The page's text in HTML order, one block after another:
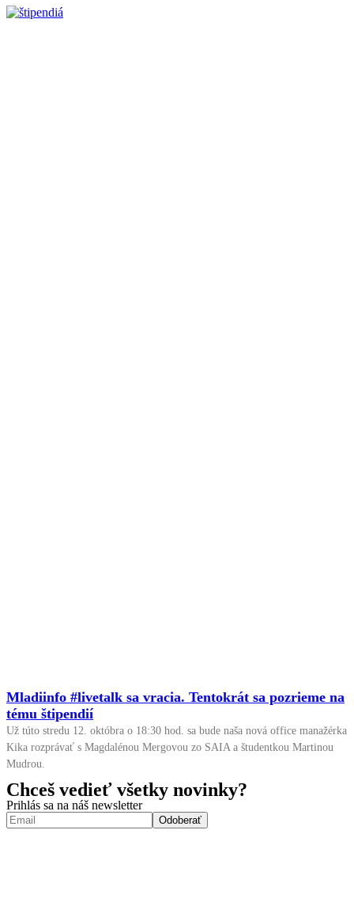
Mladiinfo #livetalk sa vracia. Tentokrát sa pozrieme na
tému štipendií
Už túto stredu 12. októbra o 18:30 hod. sa bude naša nová office manažérka
Kika rozprávať s Magdalénou Mergovou zo SAIA a študentkou Martinou
Mudrou.
Chceš vedieť všetky novinky?
Prihlás sa na náš newsletter